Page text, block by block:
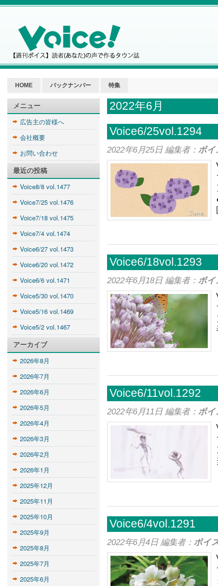
HOME バックナンバー 特集
メニュー
広告主の皆様へ
会社概要
お問い合わせ
最近の投稿
Voice8/8 vol.1477
Voice7/25 vol.1476
Voice7/18 vol.1475
Voice7/4 vol.1474
Voice6/27 vol.1473
Voice6/20 vol.1472
Voice6/6 vol.1471
Voice5/30 vol.1470
Voice5/16 vol.1469
Voice5/2 vol.1467
アーカイブ
2026年8月
2026年7月
2026年6月
2026年5月
2026年4月
2026年3月
2026年2月
2026年1月
2025年12月
2025年11月
2025年10月
2025年9月
2025年8月
2025年7月
2025年6月
2022年6月
Voice6/25vol.1294
2022年6月25日 編集者： ボイ
Voice6/18vol.1293
2022年6月18日 編集者： ボイ
Voice6/11vol.1292
2022年6月11日 編集者： ボイ
Voice6/4vol.1291
2022年6月4日 編集者： ボイ